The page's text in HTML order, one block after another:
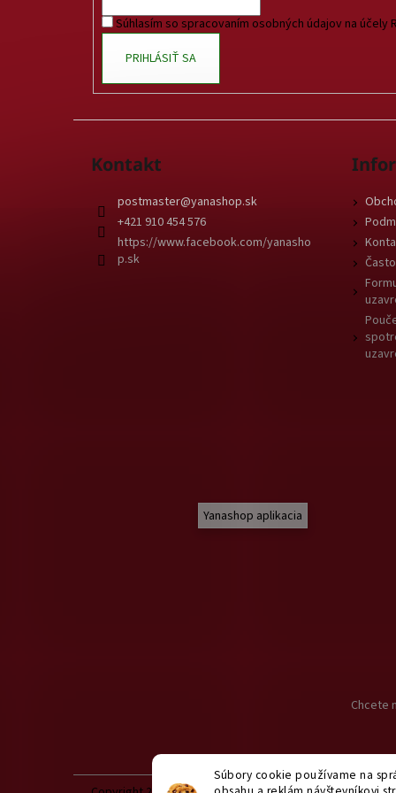
Súbory cookie používame na
Súhlasím so spracovaním osobných údajov na účely
PRIHLÁSIŤ SA
Kontakt
postmaster@yanashop.sk
+421 910 454 576
https://www.facebook.com/yanasho
p.sk
Yanashop aplikacia
Chcete